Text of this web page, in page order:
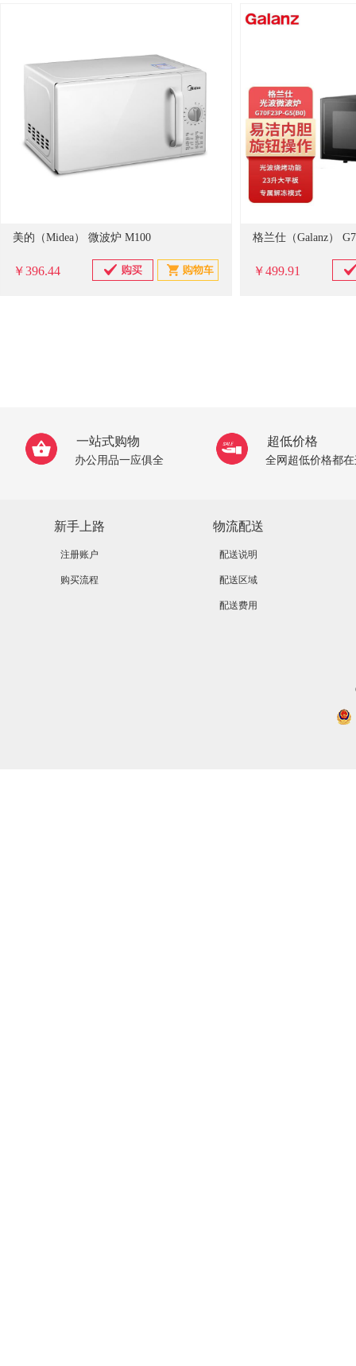
美的（Midea） 微波炉 M100
￥396.44
格兰仕（Galanz）
￥499.91
一站式购物
办公用品一应俱全
超低价格
全网超低价格都
新手上路
注册账户
购买流程
物流配送
配送说明
配送区域
配送费用